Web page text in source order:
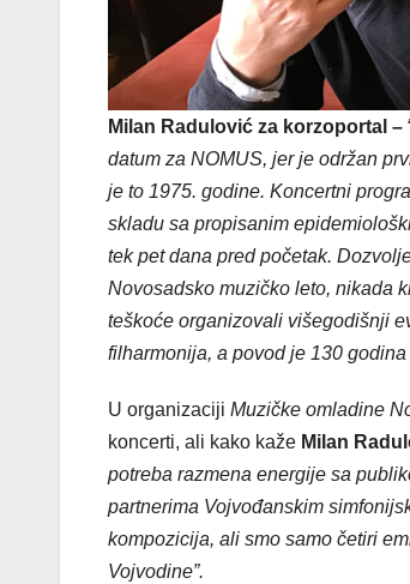
Milan Radulović za korzoportal –
datum za NOMUS, jer je održan
je to 1975. godine. Koncertni
skladu sa propisanim
tek pet dana pred početak.
Novosadsko muzičko leto, nikada
teškoće organizovali višegodišnji
filharmonija, a povod je 130
U organizaciji Muzičke omladine
koncerti, ali kako kaže Milan
potreba razmena energije sa
partnerima Vojvođanskim
kompozicija, ali smo samo četiri
Vojvodine”.